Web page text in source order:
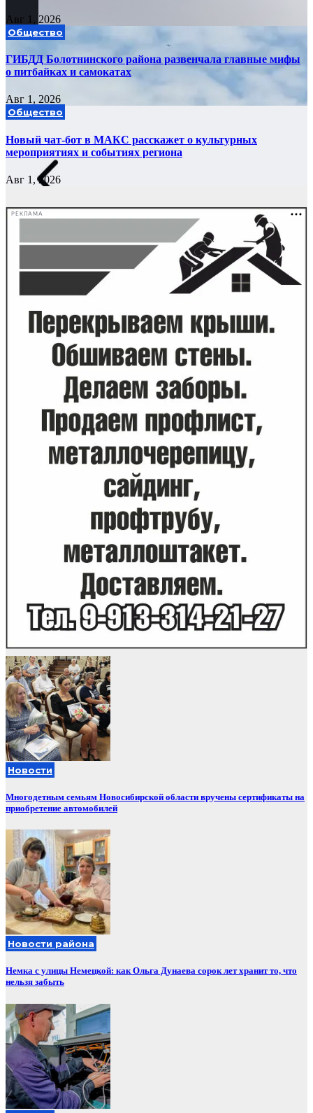
Авг 1, 2026
Общество
ГИБДД Болотнинского района развенчала главные мифы
о питбайках и самокатах
Авг 1, 2026
Общество
Новый чат-бот в МАКС расскажет о культурных
мероприятиях и событиях региона
Авг 1, 2026
РЕКЛАМА
Новости
Многодетным семьям Новосибирской области вручены сертификаты на
приобретение автомобилей
Новости района
Немка с улицы Немецкой: как Ольга Дунаева сорок лет хранит то, что
нельзя забыть